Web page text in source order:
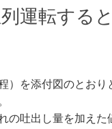
運転する
）を添付図のとおり
吐出し量を加えた